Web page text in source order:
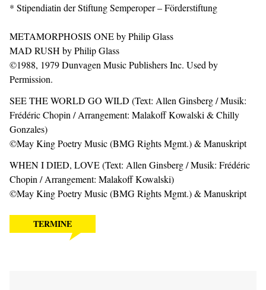
* Stipendiatin der Stiftung Semperoper – Förderstiftung
METAMORPHOSIS ONE by Philip Glass
MAD RUSH by Philip Glass
©1988, 1979 Dunvagen Music Publishers Inc. Used by
Permission.
SEE THE WORLD GO WILD (Text: Allen Ginsberg / Musik:
Frédéric Chopin / Arrangement: Malakoff Kowalski & Chilly
Gonzales)
©May King Poetry Music (BMG Rights Mgmt.) & Manuskript
WHEN I DIED, LOVE (Text: Allen Ginsberg / Musik: Frédéric
Chopin / Arrangement: Malakoff Kowalski)
©May King Poetry Music (BMG Rights Mgmt.) & Manuskript
TERMINE